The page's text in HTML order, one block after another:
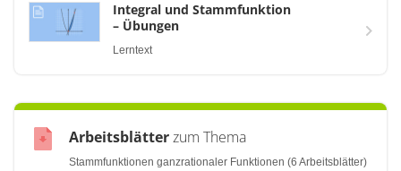
Integral und Stammfunktion
– Übungen
Lerntext
Arbeitsblätterzum Thema
Stammfunktionen ganzrationaler Funktionen (6 Arbeitsblätter)